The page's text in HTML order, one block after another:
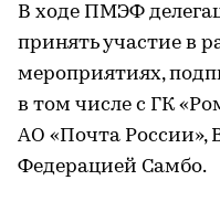
В ходе ПМЭФ
принять участие в
мероприятиях,
в том числе с ГК
АО «Почта России»,
Федерацией Самбо.